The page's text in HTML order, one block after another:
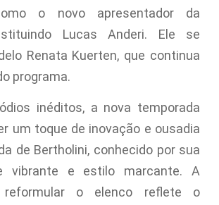
o novo apresentador da
Lucas Anderi. Ele se
Renata Kuerten, que continua
programa.
inéditos, a nova temporada
um toque de inovação e ousadia
de Bertholini, conhecido por sua
vibrante e estilo marcante. A
o elenco reflete o